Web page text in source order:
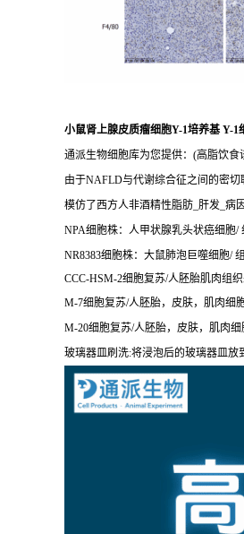
小鼠肾上腺皮质瘤细胞Y-1培养基 Y-1
通派生物细胞库为您提供：(高脂饮食
由于NAFLD与代谢综合征之间的密
模仿了西方人非酒精性脂肪_肝发_病
NPA细胞株：人甲状腺乳头状癌细胞/
NR8383细胞株：大鼠肺泡巨噬细胞/
CCC-HSM-2细胞复苏/人胚胎肌肉组
M-7细胞复苏/人胚胎，皮肤，肌肉细
M-20细胞复苏/人胚胎，皮肤，肌肉
玻璃器皿刷洗:将浸泡后的玻璃器皿放